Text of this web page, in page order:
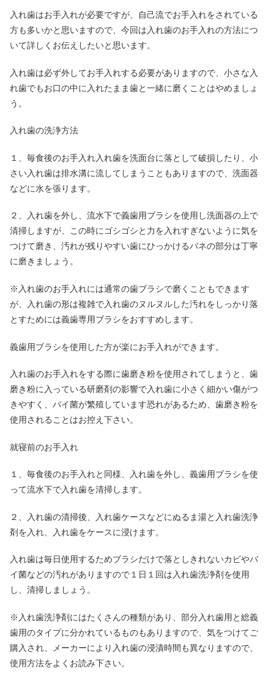
入れ歯はお手入れが必要ですが、自己流でお手入れをされている
方も多いかと思いますので、今回は入れ歯のお手入れの方法につ
いて詳しくお伝えしたいと思います。
入れ歯は必ず外してお手入れする必要がありますので、小さな入
れ歯でもお口の中に入れたまま歯と一緒に磨くことはやめましょ
う。
入れ歯の洗浄方法
１、毎食後のお手入れ入れ歯を洗面台に落として破損したり、小
さい入れ歯は排水溝に流してしまうこともありますので、洗面器
などに水を張ります。
２、入れ歯を外し、流水下で義歯用ブラシを使用し洗面器の上で
清掃しますが、この時にゴシゴシと力を入れすぎないように気を
つけて磨き、汚れが残りやすい歯にひっかけるバネの部分は丁寧
に磨きましょう。
※入れ歯のお手入れには通常の歯ブラシで磨くこともできます
が、入れ歯の形は複雑で入れ歯のヌルヌルした汚れをしっかり落
とすためには義歯専用ブラシをおすすめします。
義歯用ブラシを使用した方が楽にお手入れができます。
入れ歯のお手入れをする際に歯磨き粉を使用されてしまうと、歯
磨き粉に入っている研磨剤の影響で入れ歯に小さく細かい傷がつ
きやすく、バイ菌が繁殖しています恐れがあるため、歯磨き粉を
使用されることはお控え下さい。
就寝前のお手入れ
１、毎食後のお手入れと同様、入れ歯を外し、義歯用ブラシを使
って流水下で入れ歯を清掃します。
２、入れ歯の清掃後、入れ歯ケースなどにぬるま湯と入れ歯洗浄
剤を入れ、入れ歯をケースに浸けます。
入れ歯は毎日使用するためブラシだけで落としきれないカビやバ
イ菌などの汚れがありますので１日１回は入れ歯洗浄剤を使用
し、清掃しましょう。
※入れ歯洗浄剤にはたくさんの種類があり、部分入れ歯用と総義
歯用のタイプに分かれているものもありますので、気をつけてご
購入され、メーカーにより入れ歯の浸漬時間も異なりますので、
使用方法をよくお読み下さい。